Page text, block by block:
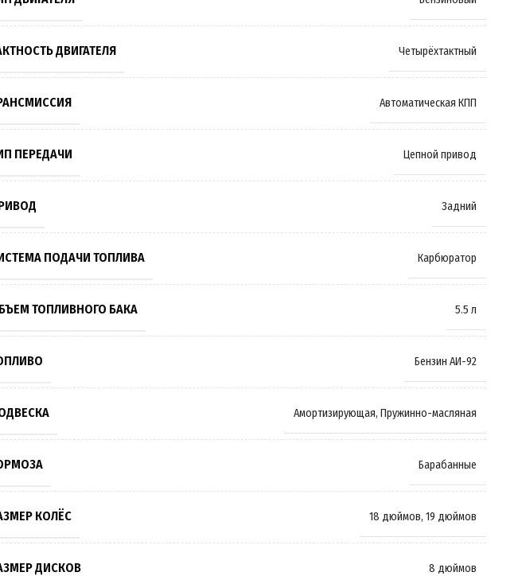
ДВИГАТЕЛЯ Четырёхтактный
Автоматическая КПП
ПЕРЕДАЧИ Цепной привод
Задний
ПОДАЧИ ТОПЛИВА Карбюратор
ТОПЛИВНОГО БАКА 5.5 л
Бензин АИ-92
Амортизирующая, Пружинно-масляная
Барабанные
КОЛЁС 18 дюймов, 19 дюймов
ДИСКОВ 8 дюймов